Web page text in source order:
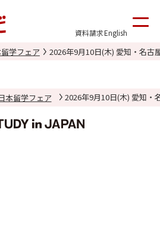
資料請求English
学フェア 2026年9月10日(木) 愛知・名古
本留学フェア 2026年9月10日(木) 愛知・